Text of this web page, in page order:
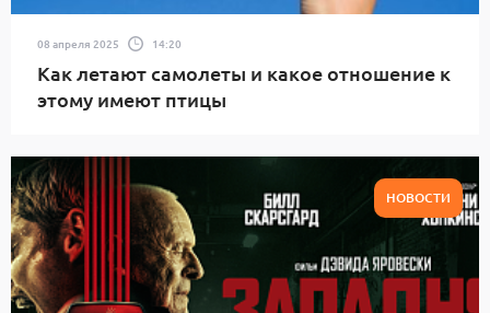
08 апреля 2025 14:20
Как летают самолеты и какое отношение к
этому имеют птицы
НОВОСТИ